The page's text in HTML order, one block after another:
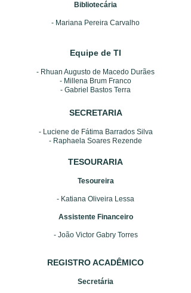
Bibliotecária
- Mariana Pereira Carvalho
Equipe de TI
- Rhuan Augusto de Macedo Durães
- Millena Brum Franco
- Gabriel Bastos Terra
SECRETARIA
- Luciene de Fátima Barrados Silva
- Raphaela Soares Rezende
TESOURARIA
Tesoureira
- Katiana Oliveira Lessa
Assistente Financeiro
- João Victor Gabry Torres
REGISTRO ACADÊMICO
Secretária